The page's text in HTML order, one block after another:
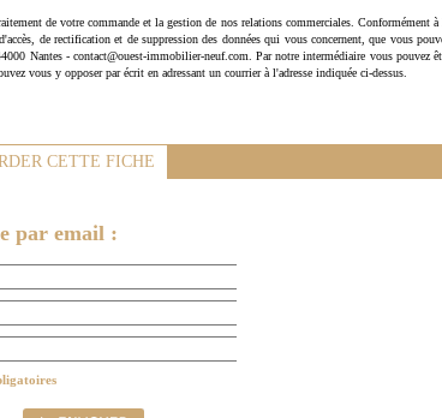
de votre commande et la gestion de nos relations commerciales. Conformément à
de rectification et de suppression des données qui vous concernent, que vous
Nantes - contact@ouest-immobilier-neuf.com. Par notre intermédiaire vous pouvez
vous y opposer par écrit en adressant un courrier à l'adresse indiquée ci-dessus.
CETTE FICHE
par email :